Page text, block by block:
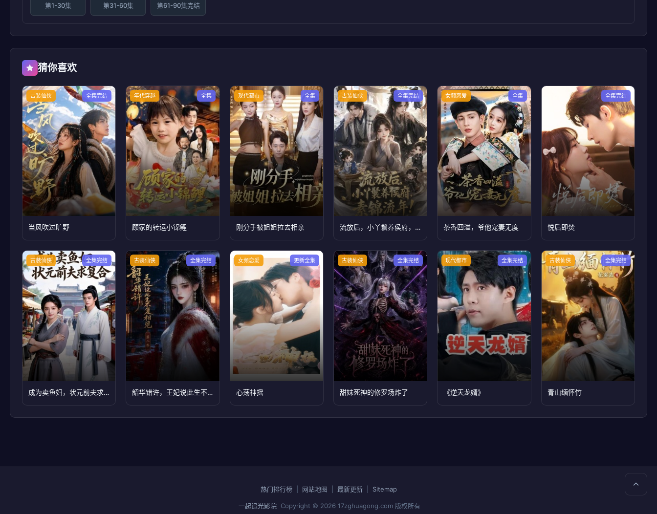
第1-30集 第31-60集 第61-90集完结
猜你喜欢
古装仙侠 全集完结
当风吹过旷野
年代穿越 全集
顾家的转运小锦鲤
现代都市 全集
刚分手被姐姐拉去相亲
古装仙侠 全集完结
流放后，小丫鬟养侯府，素锦流年！
女频恋爱 全集
茶香四溢，爷他宠妻无度
全集完结
悦后即焚
古装仙侠 全集完结
成为卖鱼妇，状元前夫求复合
古装仙侠 全集完结
韶华错许，王妃说此生不复相见第二季
女频恋爱 更新全集
心荡神摇
古装仙侠 全集完结
甜妹死神的修罗场炸了
现代都市 全集完结
《逆天龙婿》
古装仙侠 全集完结
青山缅怀竹
热门排行榜 网站地图 最新更新 Sitemap
一起追光影院 Copyright © 2026 17zghuagong.com 版权所有